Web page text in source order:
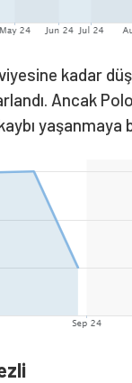
kadar
Ancak
yaşanmaya